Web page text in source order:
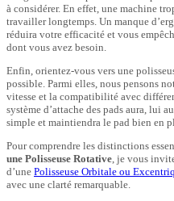
à considérer. En effet, une machine
travailler longtemps. Un manque
réduira votre efficacité et vous
dont vous avez besoin.
Enfin, orientez-vous vers une
possible. Parmi elles, nous pensons
vitesse et la compatibilité avec
système d’attache des pads aura, lui
simple et maintiendra le pad bien en
Pour comprendre les distinctions
une Polisseuse Rotative, je vous
d’une Polisseuse Orbitale ou
avec une clarté remarquable.